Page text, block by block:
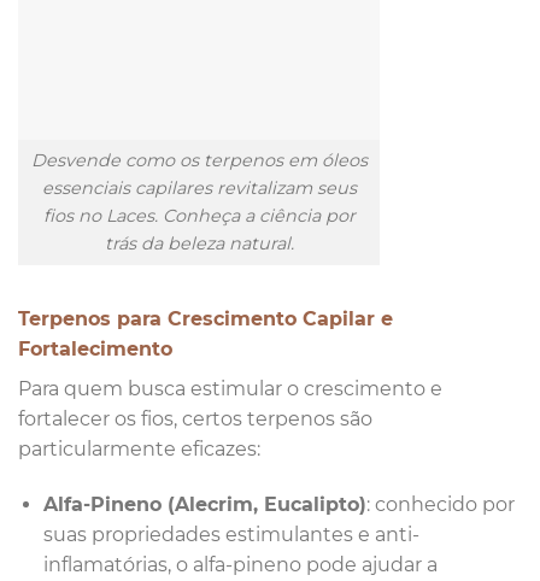
Desvende como os terpenos em óleos
essenciais capilares revitalizam seus
fios no Laces. Conheça a ciência por
trás da beleza natural.
Terpenos para Crescimento Capilar e
Fortalecimento
Para quem busca estimular o crescimento e
fortalecer os fios, certos terpenos são
particularmente eficazes:
Alfa-Pineno (Alecrim, Eucalipto): conhecido por
suas propriedades estimulantes e anti-
inflamatórias, o alfa-pineno pode ajudar a